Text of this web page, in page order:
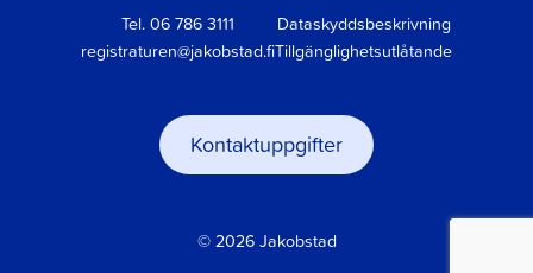
Tel. 06 786 3111
registraturen@jakobstad.fi
Dataskyddsbeskrivning
Tillgänglighetsutlåtande
Kontaktuppgifter
© 2026 Jakobstad